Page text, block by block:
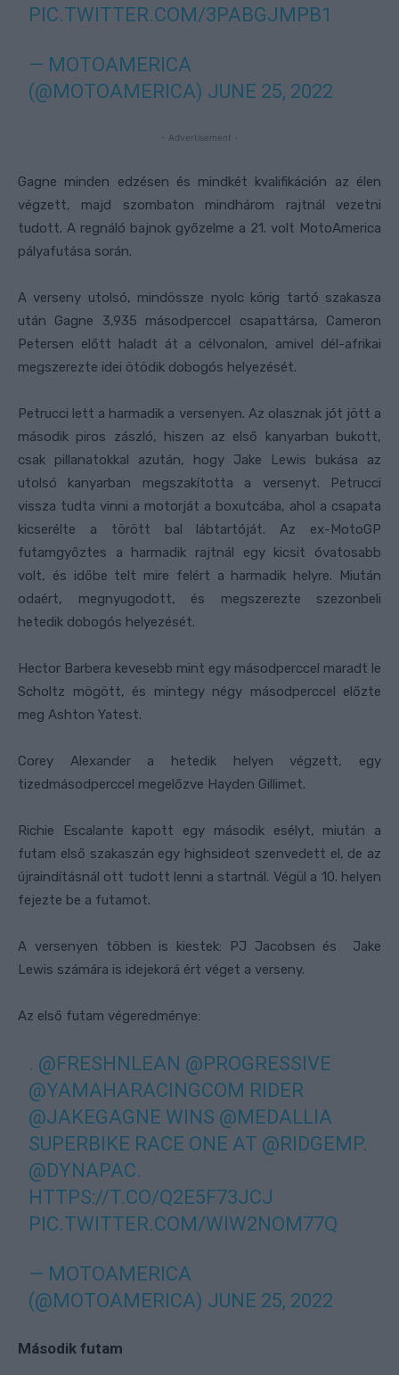
PIC.TWITTER.COM/3PABGJMPB1
— MOTOAMERICA
(@MOTOAMERICA) JUNE 25, 2022
- Advertisement -
Gagne minden edzésen és mindkét kvalifikáción az élen
végzett, majd szombaton mindhárom rajtnál vezetni
tudott. A regnáló bajnok győzelme a 21. volt MotoAmerica
pályafutása során.
A verseny utolsó, mindössze nyolc körig tartó szakasza
után Gagne 3,935 másodperccel csapattársa, Cameron
Petersen előtt haladt át a célvonalon, amivel dél-afrikai
megszerezte idei ötödik dobogós helyezését.
Petrucci lett a harmadik a versenyen. Az olasznak jót jött a
második piros zászló, hiszen az első kanyarban bukott,
csak pillanatokkal azután, hogy Jake Lewis bukása az
utolsó kanyarban megszakította a versenyt. Petrucci
vissza tudta vinni a motorját a boxutcába, ahol a csapata
kicserélte a törött bal lábtartóját. Az ex-MotoGP
futamgyőztes a harmadik rajtnál egy kicsit óvatosabb
volt, és időbe telt mire felért a harmadik helyre. Miután
odaért, megnyugodott, és megszerezte szezonbeli
hetedik dobogós helyezését.
Hector Barbera kevesebb mint egy másodperccel maradt le
Scholtz mögött, és mintegy négy másodperccel előzte
meg Ashton Yatest.
Corey Alexander a hetedik helyen végzett, egy
tizedmásodperccel megelőzve Hayden Gillimet.
Richie Escalante kapott egy második esélyt, miután a
futam első szakaszán egy highsideot szenvedett el, de az
újraindításnál ott tudott lenni a startnál. Végül a 10. helyen
fejezte be a futamot.
A versenyen többen is kiestek: PJ Jacobsen és Jake
Lewis számára is idejekorá ért véget a verseny.
Az első futam végeredménye:
. @FRESHNLEAN @PROGRESSIVE
@YAMAHARACINGCOM RIDER
@JAKEGAGNE WINS @MEDALLIA
SUPERBIKE RACE ONE AT @RIDGEMP.
@DYNAPAC.
HTTPS://T.CO/Q2E5F73JCJ
PIC.TWITTER.COM/WIW2NOM77Q
— MOTOAMERICA
(@MOTOAMERICA) JUNE 25, 2022
Második futam